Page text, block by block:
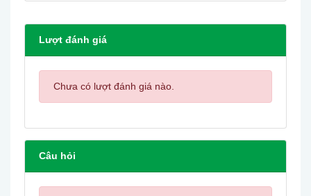
Lượt đánh giá
Chưa có lượt đánh giá nào.
Câu hỏi